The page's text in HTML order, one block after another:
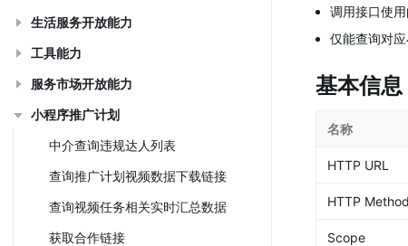
生活服务开放能力
工具能力
服务市场开放能力
小程序推广计划
中介查询违规达人列表
查询推广计划视频数据下载链接
查询视频任务相关实时汇总数据
获取合作链接
调用接口使
仅能查询对
基本信息
名称
HTTP URL
HTTP Method
Scope